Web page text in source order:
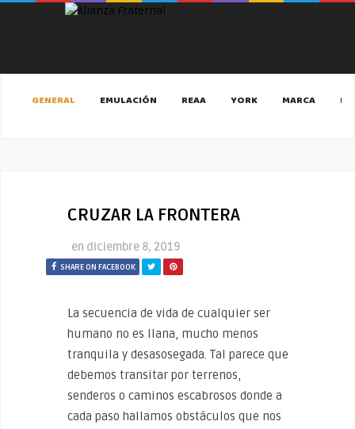
GENERAL EMULACIÓN REAA YORK MARCA
CRUZAR LA FRONTERA
en diciembre 8, 2019
SHARE ON FACEBOOK
La secuencia de vida de cualquier ser
humano no es llana, mucho menos
tranquila y desasosegada. Tal parece que
debemos transitar por terrenos,
senderos o caminos escabrosos donde a
cada paso hallamos obstáculos que nos